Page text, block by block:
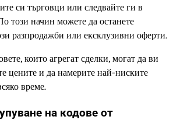
си търговци или следвайте ги в
този начин можете да останете
разпродажби или ексклузивни оферти.
които агрегат сделки, могат да ви
цените и да намерите най-ниските
време.
на кодове от